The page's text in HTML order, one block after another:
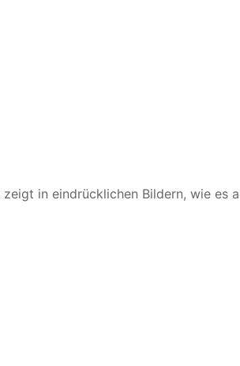
in eindrücklichen Bildern, wie es